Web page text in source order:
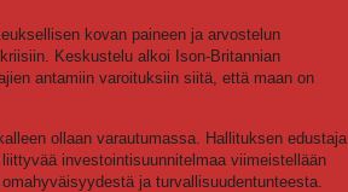
kovan paineen ja arvostelun
Keskustelu alkoi Ison-Britannian
antamiin varoituksiin siitä, että maan on
ollaan varautumassa. Hallituksen edustaja
investointisuunnitelmaa viimeistellään
ja turvallisuudentunteesta.